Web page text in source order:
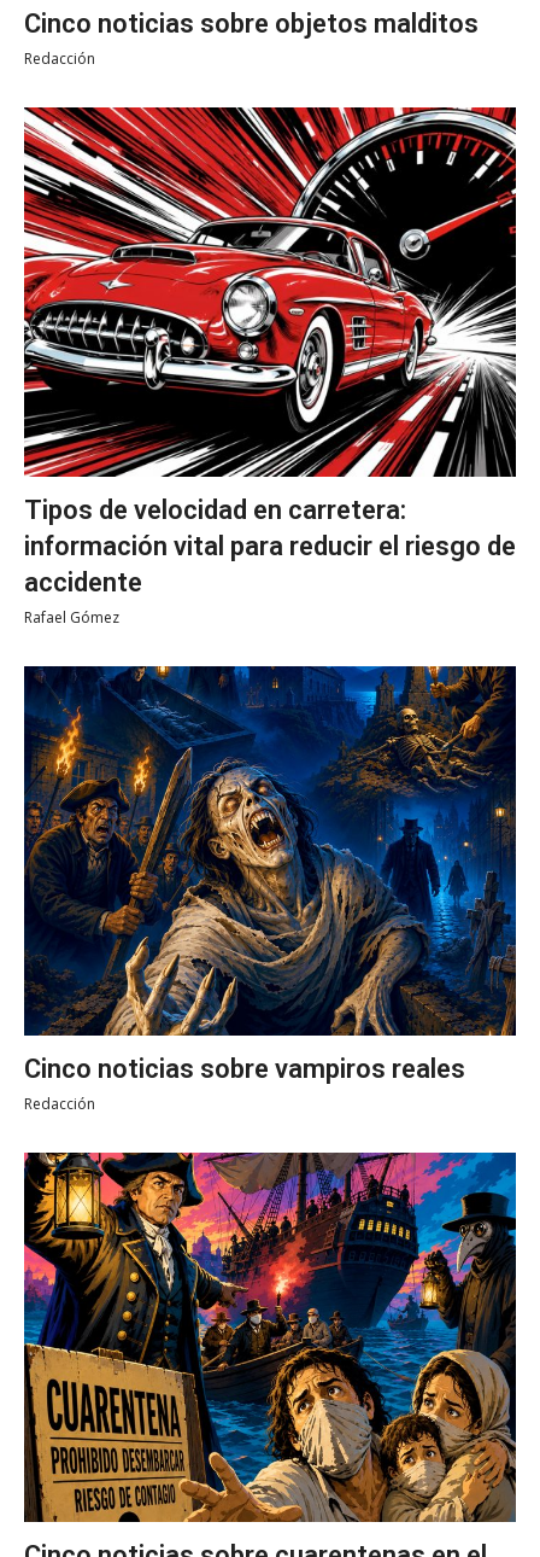
Cinco noticias sobre objetos malditos
Redacción
Tipos de velocidad en carretera:
información vital para reducir el riesgo de
accidente
Rafael Gómez
Cinco noticias sobre vampiros reales
Redacción